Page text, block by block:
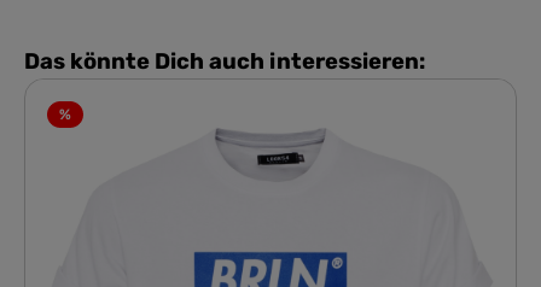
Das könnte Dich auch interessieren:
%